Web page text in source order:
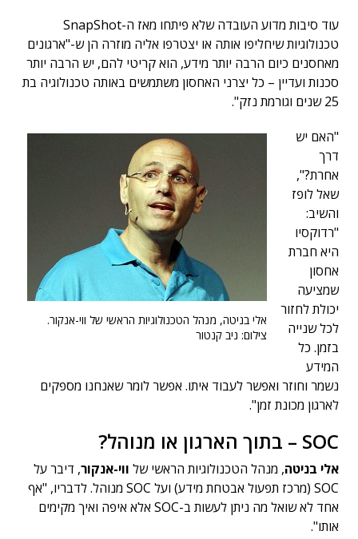
עוד סיבות מדוע העובדה שלא פיתחו מאז ה-SnapShot
טכנולוגיות שיחליפו אותה או יצטרפו אליה מוזרה הן ש-"ארגונים
מאחסנים כיום הרבה יותר מידע, הוא קריטי להם, יש הרבה יותר
סכנות ועדיין – כל יצרני האחסון משתמשים באותה טכנולוגיה בת
25 שנים וגורמת נזק".
אלי בניטה, מנהל הטכנולוגיות הראשי של ווי-אנקור.
צילום: ניב קנטור
"האם יש
דרך
אחרת?",
שאל לופז
והשיב:
"רדוקסיו
היא חברת
אחסון
שמציעה
יכולת לחזור
לכל שנייה
בזמן. כל
המידע
נשמר וחוזר ואפשר לעבוד איתו. אפשר לומר שאנחנו מספקים
לארגון מכונת זמן".
SOC – בתוך הארגון או מנוהל?
אלי בניטה, מנהל הטכנולוגיות הראשי של ווי-אנקור, דיבר על
SOC (מרכז תפעול אבטחת מידע) ועל SOC מנוהל. לדבריו, "אף
אחד לא שואל מה ניתן לעשות ב-SOC אלא איפה ואיך מקימים
אותו".